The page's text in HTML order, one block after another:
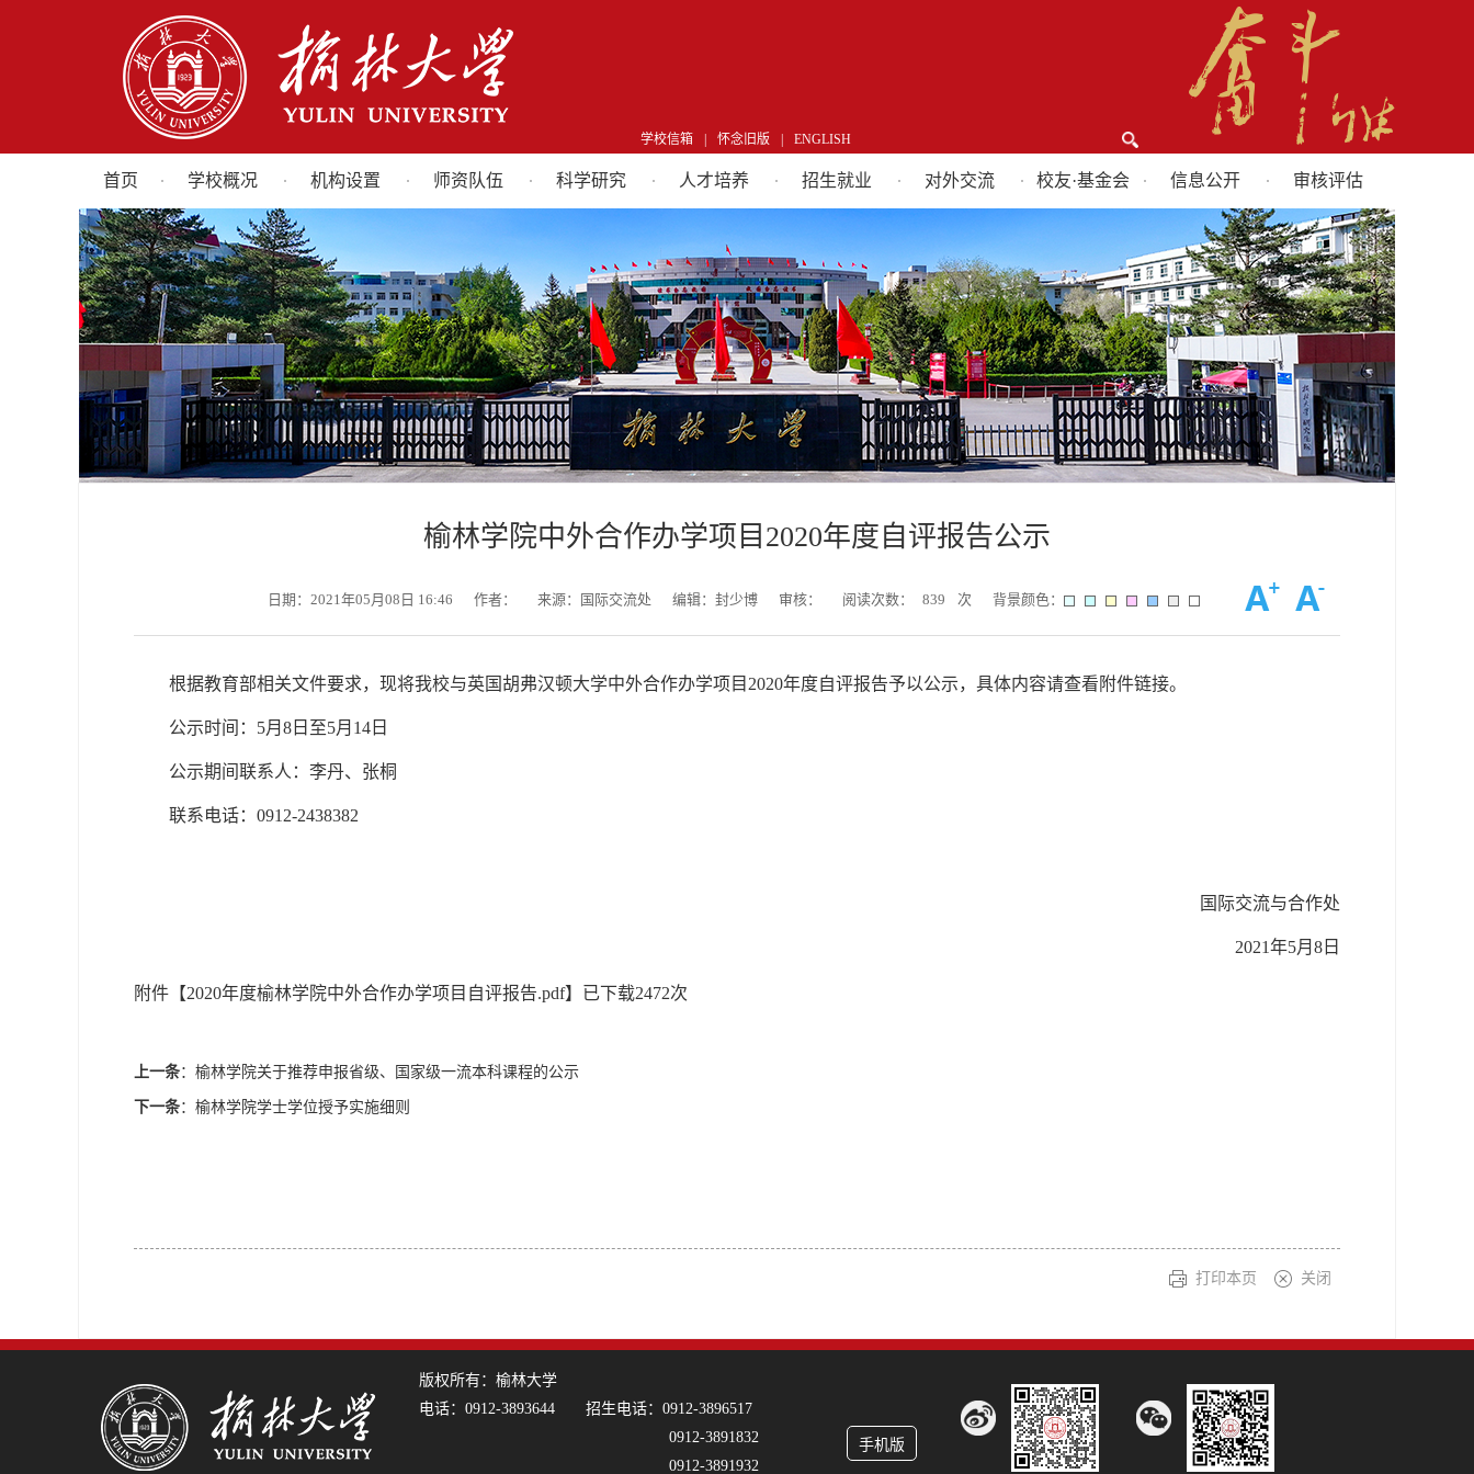
学校信箱 怀念旧版 ENGLISH
首页 学校概况 机构设置 师资队伍 科学研究 人才培养 招生就业 对外交流 校友·基金会 信息公开 审核评估
榆林学院中外合作办学项目2020年度自评报告公示
日期：2021年05月08日 16:46 作者： 来源：国际交流处 编辑：封少博 审核： 阅读次数： 839 次 背景颜色：
根据教育部相关文件要求，现将我校与英国胡弗汉顿大学中外合作办学项目2020年度自评报告予以公示，具体内容请查看附件链接。
公示时间：5月8日至5月14日
公示期间联系人：李丹、张桐
联系电话：0912-2438382
国际交流与合作处
2021年5月8日
附件【2020年度榆林学院中外合作办学项目自评报告.pdf】已下载2472次
上一条： 榆林学院关于推荐申报省级、国家级一流本科课程的公示
下一条： 榆林学院学士学位授予实施细则
打印本页 关闭
版权所有：榆林大学
电话：0912-3893644 招生电话：0912-3896517
0912-3891832
0912-3891932
手机版